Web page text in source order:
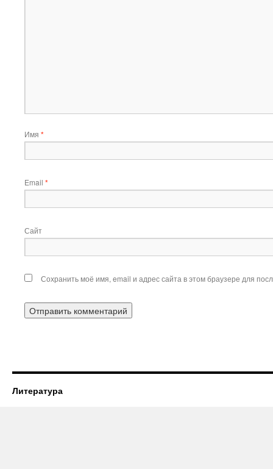
Имя *
Email *
Сайт
Сохранить моё имя, email и адрес сайта в этом браузере для
Литература